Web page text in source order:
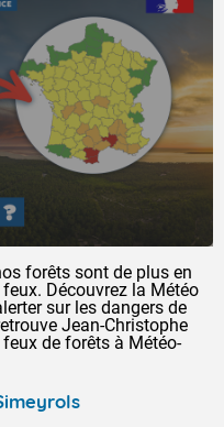
forêts sont de plus en
Découvrez la Météo
sur les dangers de
Jean-Christophe
de forêts à Météo-